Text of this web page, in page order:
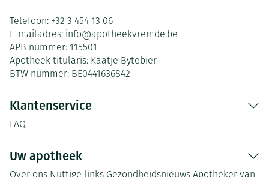
Telefoon: +32 3 454 13 06
E-mailadres: info@apotheekvremde.be
APB nummer: 115501
Apotheek titularis: Kaatje Bytebier
BTW nummer: BE0441636842
Klantenservice
FAQ
Uw apotheek